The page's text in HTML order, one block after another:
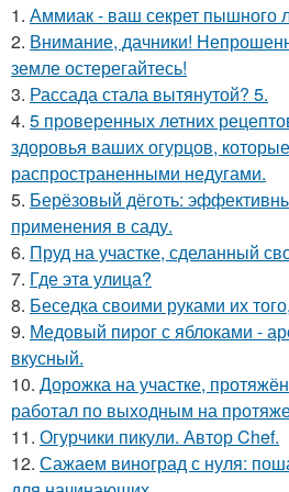
1. Аммиак - ваш секрет пышного
2. Внимание, дачники!
земле остерегайтесь!
3. Рассада стала вытянутой? 5.
4. 5 проверенных летних
здоровья ваших огурцов,
распространенными недугами.
5. Берёзовый дёготь:
применения в саду.
6. Пруд на участке, сделанный
7. Где этa улица?
8. Беседка своими руками их
9. Медовый пирог с яблоками -
вкусный.
10. Дорожка на участке,
работал по выходным на
11. Огурчики пикули. Автор Chef.
12. Сажаем виноград с нуля: